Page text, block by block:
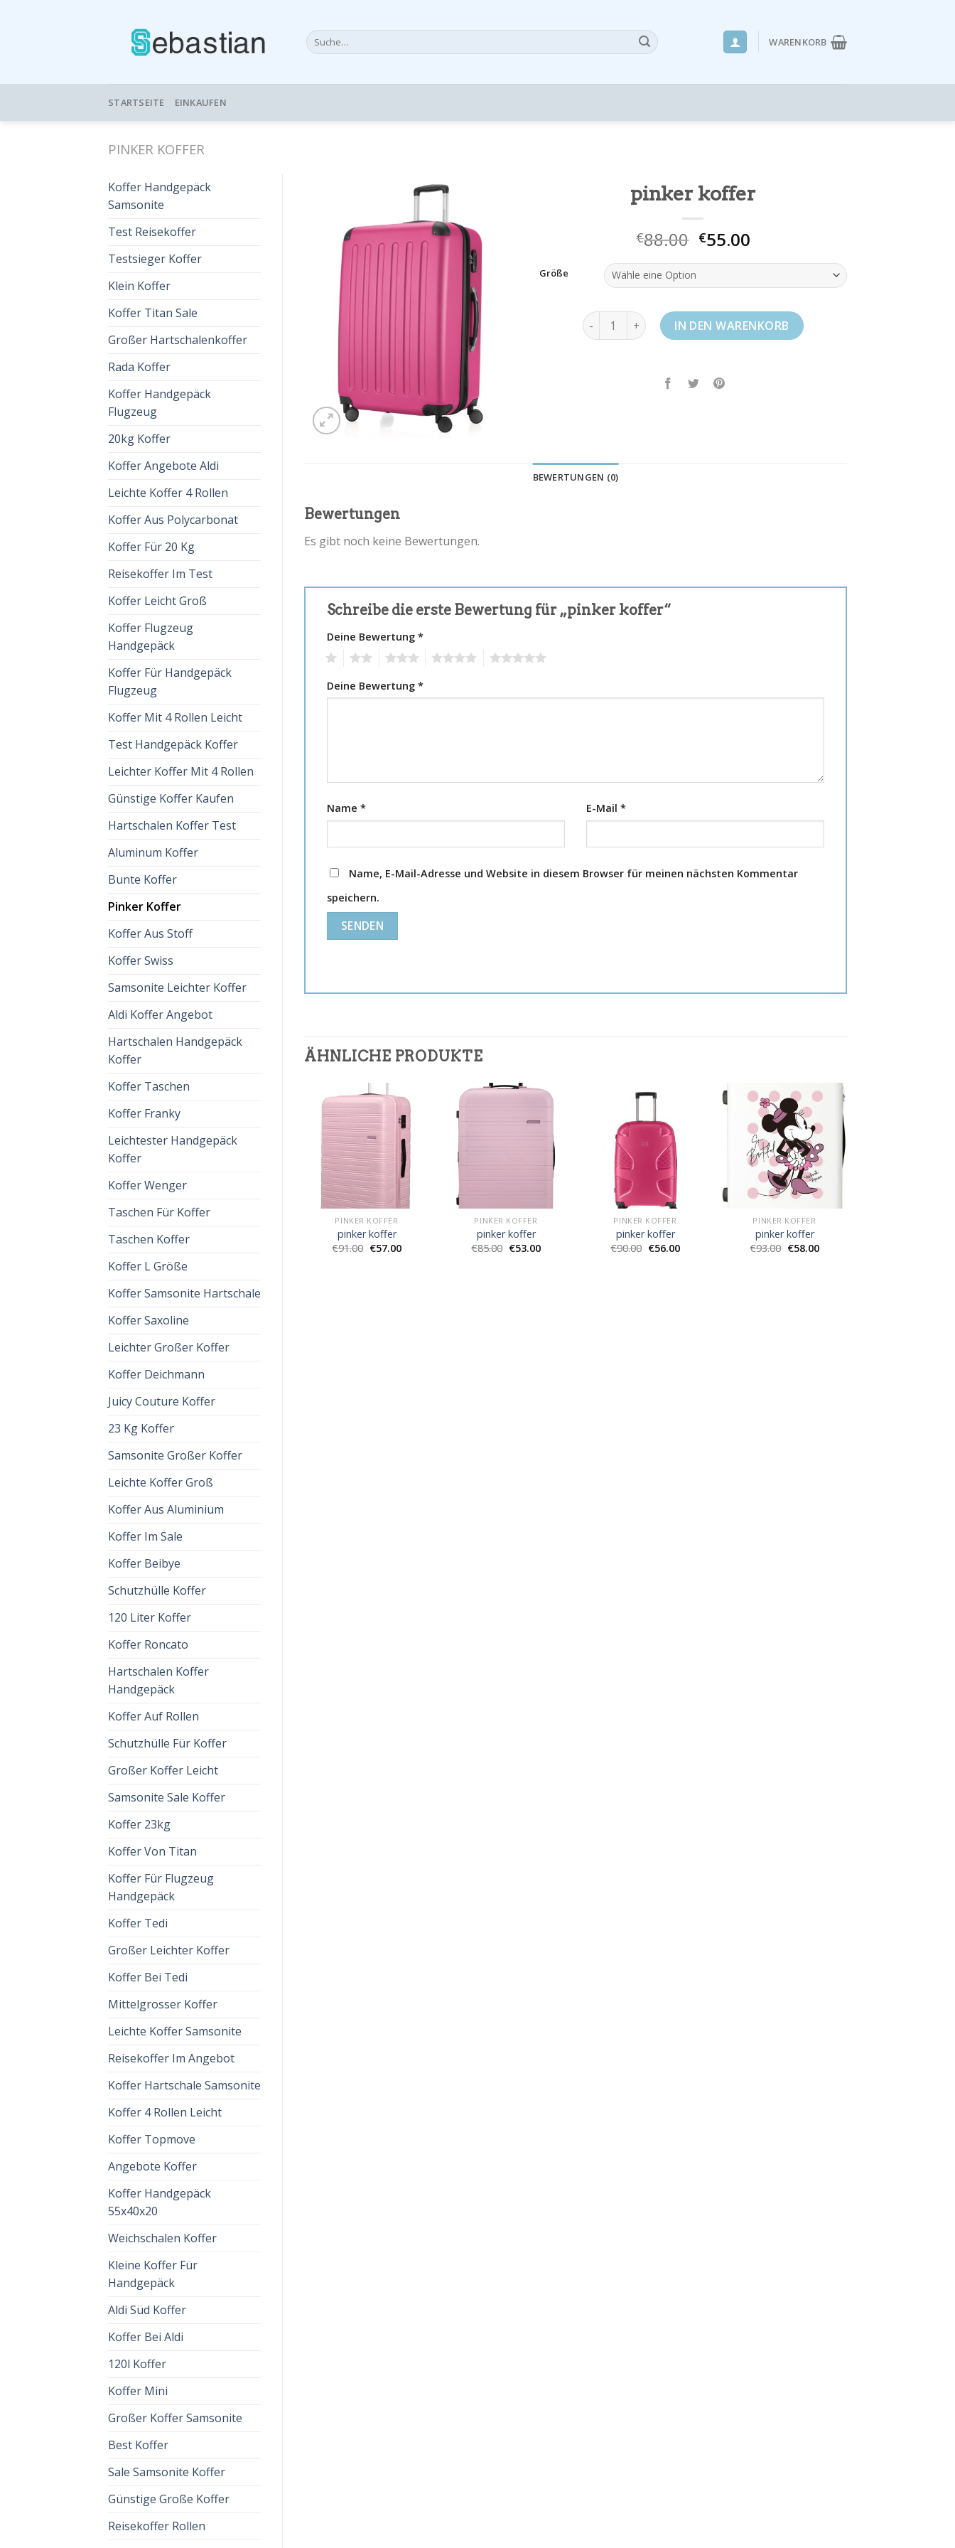
Suche
nach:
WARENKORB
STARTSEITE EINKAUFEN
PINKER KOFFER
Koffer Handgepäck
Samsonite
Test Reisekoffer
Testsieger Koffer
Klein Koffer
Koffer Titan Sale
Großer Hartschalenkoffer
Rada Koffer
Koffer Handgepäck
Flugzeug
20kg Koffer
Koffer Angebote Aldi
Leichte Koffer 4 Rollen
Koffer Aus Polycarbonat
Koffer Für 20 Kg
Reisekoffer Im Test
Koffer Leicht Groß
Koffer Flugzeug
Handgepäck
Koffer Für Handgepäck
Flugzeug
Koffer Mit 4 Rollen Leicht
Test Handgepäck Koffer
Leichter Koffer Mit 4 Rollen
Günstige Koffer Kaufen
Hartschalen Koffer Test
Aluminum Koffer
Bunte Koffer
Pinker Koffer
Koffer Aus Stoff
Koffer Swiss
Samsonite Leichter Koffer
Aldi Koffer Angebot
Hartschalen Handgepäck
Koffer
Koffer Taschen
Koffer Franky
Leichtester Handgepäck
Koffer
Koffer Wenger
Taschen Für Koffer
Taschen Koffer
Koffer L Größe
Koffer Samsonite Hartschale
Koffer Saxoline
Leichter Großer Koffer
Koffer Deichmann
Juicy Couture Koffer
23 Kg Koffer
Samsonite Großer Koffer
Leichte Koffer Groß
Koffer Aus Aluminium
Koffer Im Sale
Koffer Beibye
Schutzhülle Koffer
120 Liter Koffer
Koffer Roncato
Hartschalen Koffer
Handgepäck
Koffer Auf Rollen
Schutzhülle Für Koffer
Großer Koffer Leicht
Samsonite Sale Koffer
Koffer 23kg
Koffer Von Titan
Koffer Für Flugzeug
Handgepäck
Koffer Tedi
Großer Leichter Koffer
Koffer Bei Tedi
Mittelgrosser Koffer
Leichte Koffer Samsonite
Reisekoffer Im Angebot
Koffer Hartschale Samsonite
Koffer 4 Rollen Leicht
Koffer Topmove
Angebote Koffer
Koffer Handgepäck
55x40x20
Weichschalen Koffer
Kleine Koffer Für
Handgepäck
Aldi Süd Koffer
Koffer Bei Aldi
120l Koffer
Koffer Mini
Großer Koffer Samsonite
Best Koffer
Sale Samsonite Koffer
Günstige Große Koffer
Reisekoffer Rollen
pinker koffer
€88.00 €55.00
Größe
pinker koffer MengeIN DEN WARENKORB
BEWERTUNGEN (0)
Bewertungen
Es gibt noch keine Bewertungen.
Schreibe die erste Bewertung für „pinker koffer“
Deine Bewertung *
Deine Bewertung *
Name * E-Mail *
Name, E-Mail-Adresse und Website in diesem Browser für meinen nächsten Kommentar
speichern.
ÄHNLICHE PRODUKTE
PINKER KOFFER
pinker koffer
€91.00 €57.00
PINKER KOFFER
pinker koffer
€85.00 €53.00
PINKER KOFFER
pinker koffer
€90.00 €56.00
PINKER KOFFER
pinker koffer
€93.00 €58.00
pinker koffer
57.00